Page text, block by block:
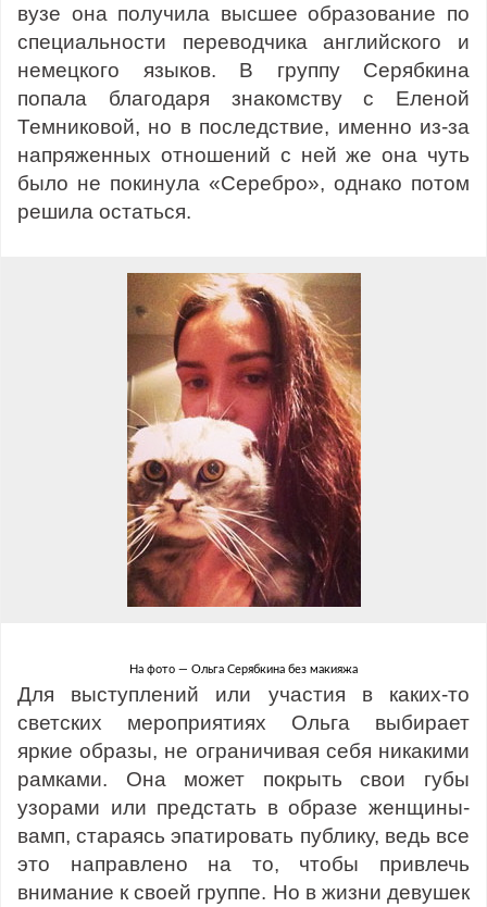
вузе она получила высшее образование по
специальности переводчика английского и
немецкого языков. В группу Серябкина
попала благодаря знакомству с Еленой
Темниковой, но в последствие, именно из-за
напряженных отношений с ней же она чуть
было не покинула «Серебро», однако потом
решила остаться.
На фото — Ольга Серябкина без макияжа
Для выступлений или участия в каких-то
светских мероприятиях Ольга выбирает
яркие образы, не ограничивая себя никакими
рамками. Она может покрыть свои губы
узорами или предстать в образе женщины-
вамп, стараясь эпатировать публику, ведь все
это направлено на то, чтобы привлечь
внимание к своей группе. Но в жизни девушек